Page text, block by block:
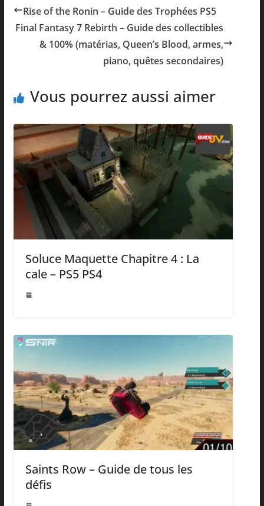
Rise of the Ronin – Guide des Trophées PS5
Final Fantasy 7 Rebirth – Guide des collectibles
& 100% (matérias, Queen’s Blood, armes,
piano, quêtes secondaires)
Vous pourrez aussi aimer
Soluce Maquette Chapitre 4 : La
cale – PS5 PS4
Saints Row – Guide de tous les
défis